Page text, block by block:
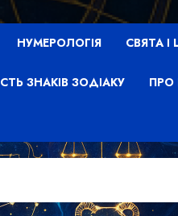
НУМЕРОЛОГІЯ СВЯТА
ЗНАКІВ ЗОДІАКУ ПРО